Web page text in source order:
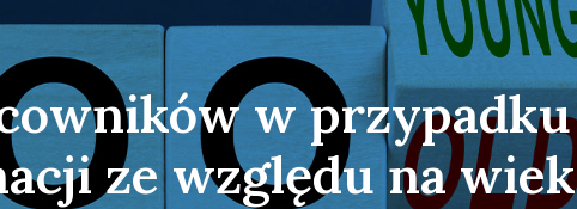
w przypadku
ze względu na wiek